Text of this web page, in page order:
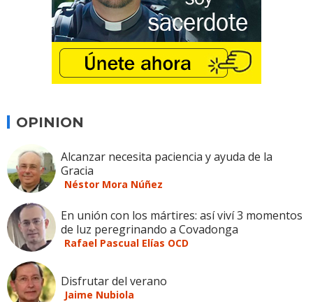
OPINION
Alcanzar necesita paciencia y ayuda de la
Gracia
Néstor Mora Núñez
En unión con los mártires: así viví 3 momentos
de luz peregrinando a Covadonga
Rafael Pascual Elías OCD
Disfrutar del verano
Jaime Nubiola